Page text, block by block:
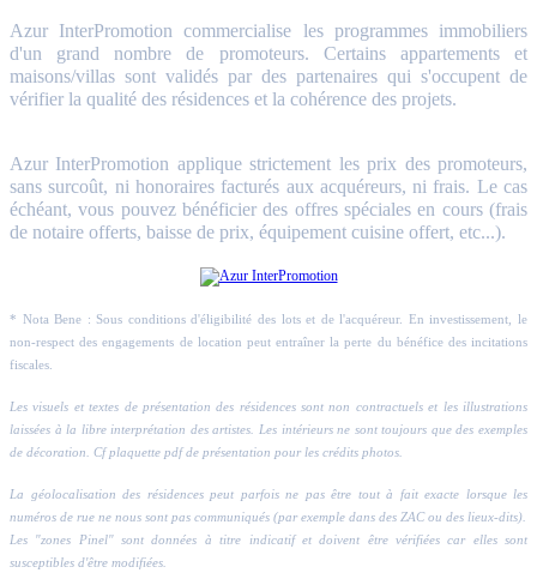
Azur InterPromotion commercialise les programmes immobiliers
d'un grand nombre de promoteurs. Certains appartements et
maisons/villas sont validés par des partenaires qui s'occupent de
vérifier la qualité des résidences et la cohérence des projets.
Azur InterPromotion applique strictement les prix des promoteurs,
sans surcoût, ni honoraires facturés aux acquéreurs, ni frais. Le cas
échéant, vous pouvez bénéficier des offres spéciales en cours (frais
de notaire offerts, baisse de prix, équipement cuisine offert, etc...).
* Nota Bene : Sous conditions d'éligibilité des lots et de l'acquéreur. En investissement, le
non-respect des engagements de location peut entraîner la perte du bénéfice des incitations
fiscales.
Les visuels et textes de présentation des résidences sont non contractuels et les illustrations
laissées à la libre interprétation des artistes. Les intérieurs ne sont toujours que des exemples
de décoration. Cf plaquette pdf de présentation pour les crédits photos.
La géolocalisation des résidences peut parfois ne pas être tout à fait exacte lorsque les
numéros de rue ne nous sont pas communiqués (par exemple dans des ZAC ou des lieux-dits).
Les "zones Pinel" sont données à titre indicatif et doivent être vérifiées car elles sont
susceptibles d'être modifiées.